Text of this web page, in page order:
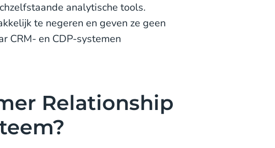
analytische tools.
te negeren en geven ze geen
CRM- en CDP-systemen
Relationship